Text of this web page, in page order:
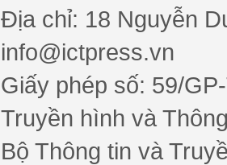
Địa chỉ: 18 Nguyễn
info@ictpress.vn
Giấy phép số: 59/
Truyền hình và
Bộ Thông tin và